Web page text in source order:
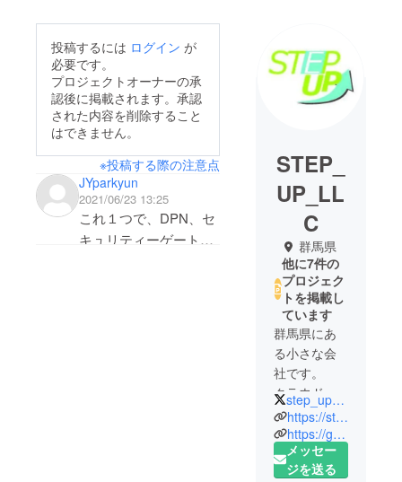
投稿するには ログイン が
必要です。
プロジェクトオーナーの承
認後に掲載されます。承認
された内容を削除すること
はできません。
※投稿する際の注意点
JYparkyun
2021/06/23 13:25
これ１つで、DPN、セ
キュリティーゲート
STEP_
UP_LL
C
群馬県
他に7件の
プロジェク
トを掲載し
ています
群馬県にあ
る小さな会
社です。
クラウド
ファンディ
ング、通信
販売をやっ
ています。
step_up_LLC
https://step-up2020.com
https://good-item.co.jp
メッセー
ジを送る